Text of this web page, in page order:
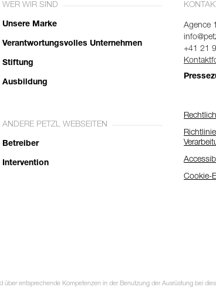
WER WIR SIND
Unsere Marke
Verantwortungsvolles Unternehmen
Stiftung
Ausbildung
ANDERE PETZL WEBSEITEN
Betreiber
Intervention
Agence
+41 21
Cookie-
entsprechende Kompetenzen in der Benutzung der Ausrüstung bei